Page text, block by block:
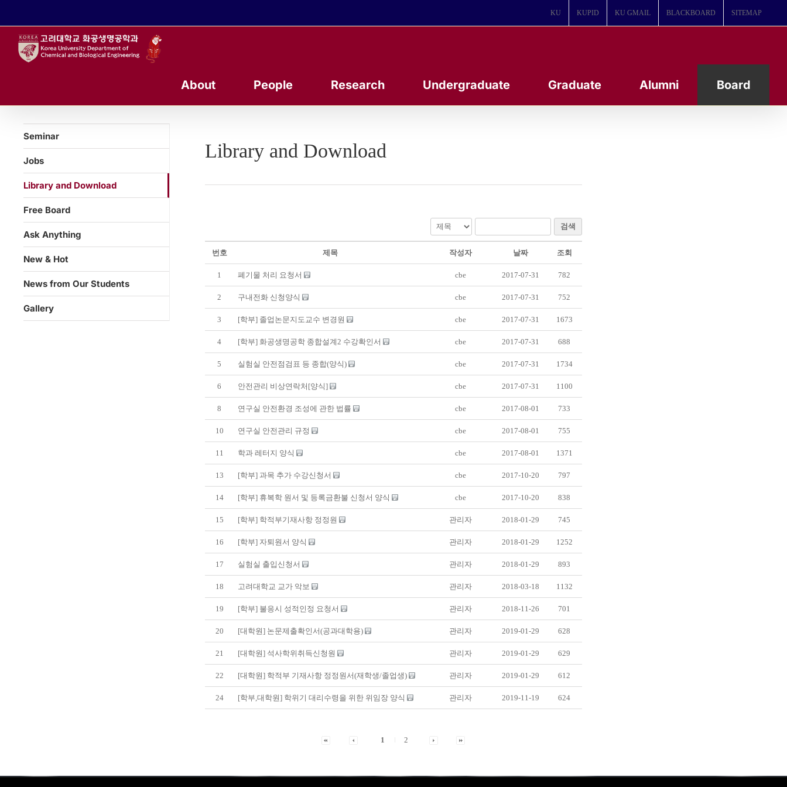
KU KUPID KU GMAIL BLACKBOARD SITEMAP
About People Research Undergraduate Graduate Alumni Board
Library and Download
검색
번호 제목 작성자 날짜 조회
1 폐기물 처리 요청서 cbe 2017-07-31 782
2 구내전화 신청양식 cbe 2017-07-31 752
3 [학부] 졸업논문지도교수 변경원 cbe 2017-07-31 1673
4 [학부] 화공생명공학 종합설계2 수강확인서 cbe 2017-07-31 688
5 실험실 안전점검표 등 종합(양식) cbe 2017-07-31 1734
6 안전관리 비상연락처[양식] cbe 2017-07-31 1100
8 연구실 안전환경 조성에 관한 법률 cbe 2017-08-01 733
10 연구실 안전관리 규정 cbe 2017-08-01 755
11 학과 레터지 양식 cbe 2017-08-01 1371
13 [학부] 과목 추가 수강신청서 cbe 2017-10-20 797
14 [학부] 휴복학 원서 및 등록금환불 신청서 양식 cbe 2017-10-20 838
15 [학부] 학적부기재사항 정정원 관리자 2018-01-29 745
16 [학부] 자퇴원서 양식 관리자 2018-01-29 1252
17 실험실 출입신청서 관리자 2018-01-29 893
18 고려대학교 교가 악보 관리자 2018-03-18 1132
19 [학부] 불응시 성적인정 요청서 관리자 2018-11-26 701
20 [대학원] 논문제출확인서(공과대학용) 관리자 2019-01-29 628
21 [대학원] 석사학위취득신청원 관리자 2019-01-29 629
22 [대학원] 학적부 기재사항 정정원서(재학생/졸업생) 관리자 2019-01-29 612
24 [학부,대학원] 학위기 대리수령을 위한 위임장 양식 관리자 2019-11-19 624
1 2
Seminar
Jobs
Library and Download
Free Board
Ask Anything
New & Hot
News from Our Students
Gallery